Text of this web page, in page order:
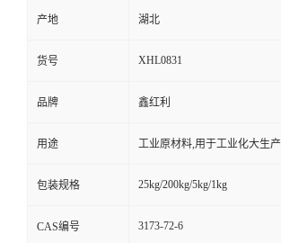
产地 湖北
货号 XHL0831
品牌 鑫红利
用途 工业原材料,用于工业化大生产
包装规格 25kg/200kg/5kg/1kg
CAS编号 3173-72-6